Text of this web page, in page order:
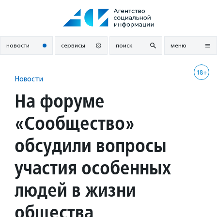
новости сервисы поиск меню
18+
Новости
На форуме
«Сообщество»
обсудили вопросы
участия особенных
людей в жизни
общества